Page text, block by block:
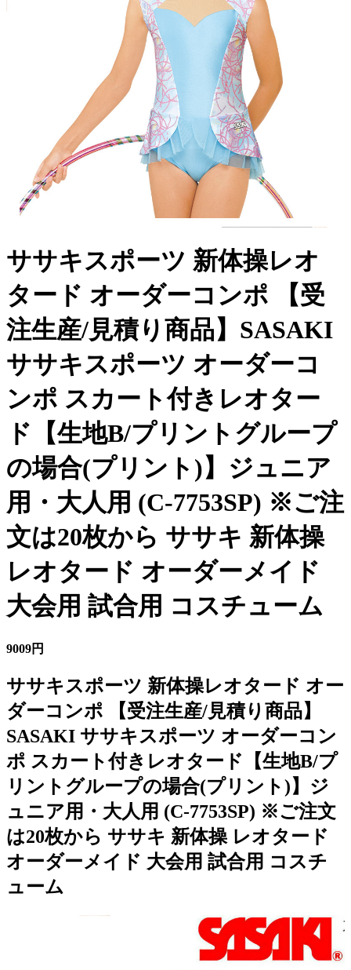
ササキスポーツ 新体操レオ
タード オーダーコンポ 【受
注生産/見積り商品】SASAKI
ササキスポーツ オーダーコ
ンポ スカート付きレオター
ド【生地B/プリントグループ
の場合(プリント)】ジュニア
用・大人用 (C-7753SP) ※ご注
文は20枚から ササキ 新体操
レオタード オーダーメイド
大会用 試合用 コスチューム
9009円
ササキスポーツ 新体操レオタード オー
ダーコンポ 【受注生産/見積り商品】
SASAKI ササキスポーツ オーダーコン
ポ スカート付きレオタード【生地B/プ
リントグループの場合(プリント)】ジ
ュニア用・大人用 (C-7753SP) ※ご注文
は20枚から ササキ 新体操 レオタード
オーダーメイド 大会用 試合用 コスチ
ューム